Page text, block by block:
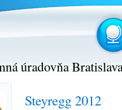
úradovňa
Steyregg 2012